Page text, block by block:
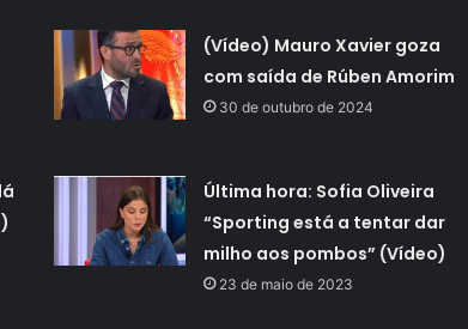
(Vídeo) Mauro Xavier goza
com saída de Rúben Amorim
30 de outubro de 2024
Última hora: Sofia Oliveira
“Sporting está a tentar dar
milho aos pombos” (Vídeo)
23 de maio de 2023